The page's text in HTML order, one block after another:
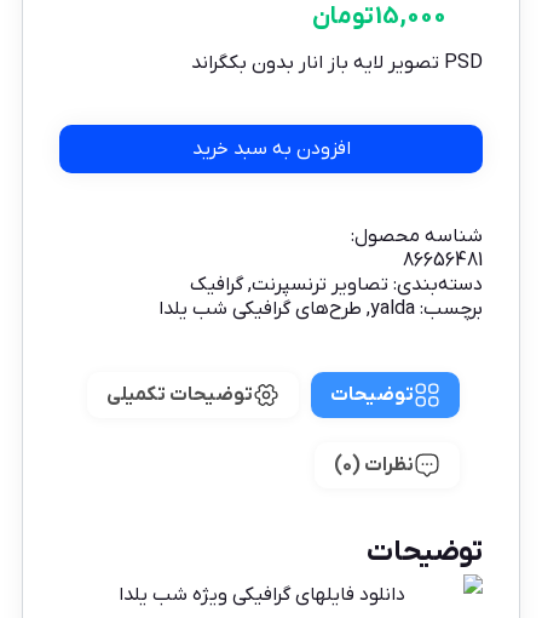
15,000تومان
PSD تصویر لایه باز انار بدون بکگراند
افزودن به سبد خرید
شناسه محصول:
86656481
دسته‌بندی: تصاویر ترنسپرنت,گرافیک
برچسب: yalda
, طرح‌های گرافیکی شب یلدا
توضیحات توضیحات تکمیلی
نظرات (0)
توضیحات